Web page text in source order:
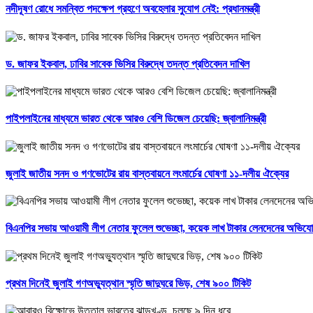
নদীদূষণ রোধে সমন্বিত পদক্ষেপ গ্রহণে অবহেলার সুযোগ নেই: প্রধানমন্ত্রী
ড. জাফর ইকবাল, ঢাবির সাবেক ভিসির বিরুদ্ধে তদন্ত প্রতিবেদন দাখিল
পাইপলাইনের মাধ্যমে ভারত থেকে আরও বেশি ডিজেল চেয়েছি: জ্বালানিমন্ত্রী
জুলাই জাতীয় সনদ ও গণভোটের রায় বাস্তবায়নে লংমার্চের ঘোষণা ১১-দলীয় ঐক্যের
বিএনপির সভায় আওয়ামী লীগ নেতার ফুলেল শুভেচ্ছা, কয়েক লাখ টাকার লেনদেনের
প্রথম দিনেই জুলাই গণঅভ্যুত্থান স্মৃতি জাদুঘরে ভিড়, শেষ ৯০০ টিকিট